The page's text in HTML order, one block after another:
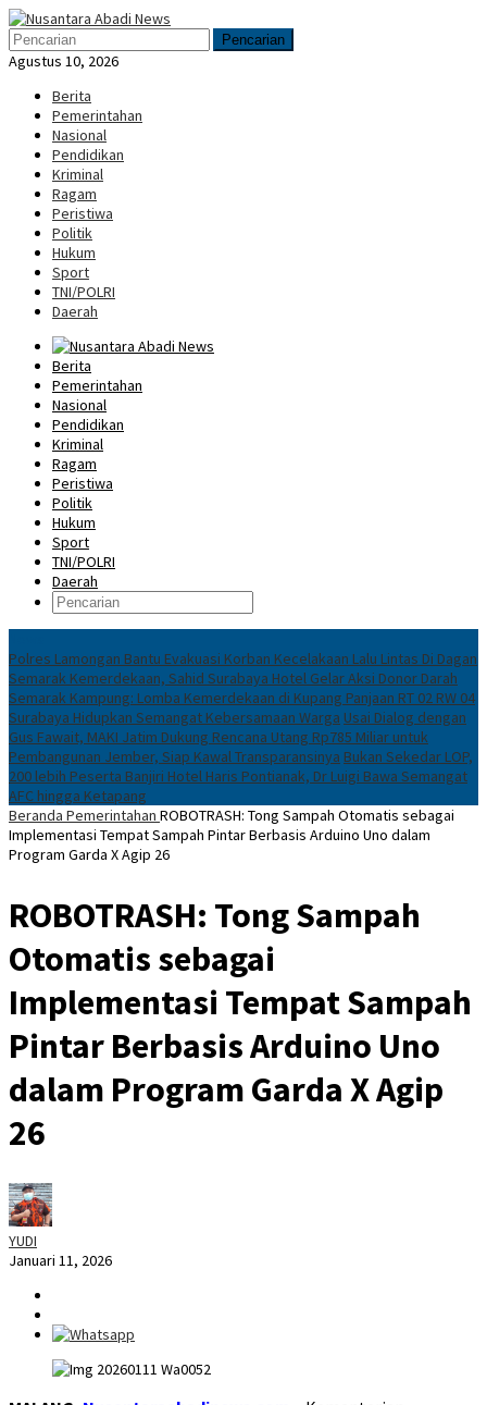
Loncat
ke
konten
Menu
Mobile
Pencarian
Agustus 10, 2026
Berita
Pemerintahan
Nasional
Pendidikan
Kriminal
Ragam
Peristiwa
Politik
Hukum
Sport
TNI/POLRI
Daerah
Berita
Pemerintahan
Nasional
Pendidikan
Kriminal
Ragam
Peristiwa
Politik
Hukum
Sport
TNI/POLRI
Daerah
Polres Lamongan Bantu Evakuasi Korban Kecelakaan Lalu Lintas Di Dagan
Semarak Kemerdekaan, Sahid Surabaya Hotel Gelar Aksi Donor Darah
Semarak Kampung: Lomba Kemerdekaan di Kupang Panjaan RT 02 RW 04
Surabaya Hidupkan Semangat Kebersamaan Warga Usai Dialog dengan
Gus Fawait, MAKI Jatim Dukung Rencana Utang Rp785 Miliar untuk
Pembangunan Jember, Siap Kawal Transparansinya Bukan Sekedar LOP,
200 lebih Peserta Banjiri Hotel Haris Pontianak, Dr Luigi Bawa Semangat
AFC hingga Ketapang
Beranda Pemerintahan ROBOTRASH: Tong Sampah Otomatis sebagai
Implementasi Tempat Sampah Pintar Berbasis Arduino Uno dalam
Program Garda X Agip 26
ROBOTRASH: Tong Sampah
Otomatis sebagai
Implementasi Tempat Sampah
Pintar Berbasis Arduino Uno
dalam Program Garda X Agip
26
YUDI
Januari 11, 2026